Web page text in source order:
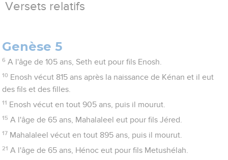
Versets relatifs
Genèse 5
6 A l'âge de 105 ans, Seth eut pour fils Enosh.
10 Enosh vécut 815 ans après la naissance de Kénan et il eut
des fils et des filles.
11 Enosh vécut en tout 905 ans, puis il mourut.
15 A l'âge de 65 ans, Mahalaleel eut pour fils Jéred.
17 Mahalaleel vécut en tout 895 ans, puis il mourut.
21 A l'âge de 65 ans, Hénoc eut pour fils Metushélah.